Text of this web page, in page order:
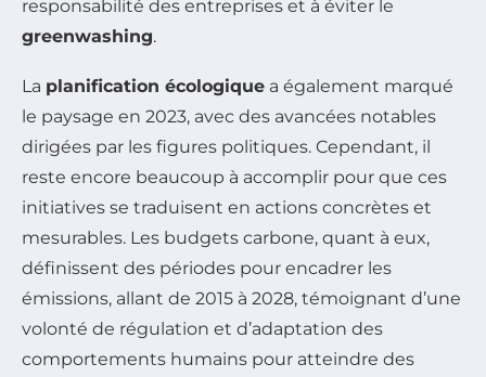
responsabilité des entreprises et à éviter le
greenwashing.
La planification écologique a également marqué
le paysage en 2023, avec des avancées notables
dirigées par les figures politiques. Cependant, il
reste encore beaucoup à accomplir pour que ces
initiatives se traduisent en actions concrètes et
mesurables. Les budgets carbone, quant à eux,
définissent des périodes pour encadrer les
émissions, allant de 2015 à 2028, témoignant d’une
volonté de régulation et d’adaptation des
comportements humains pour atteindre des